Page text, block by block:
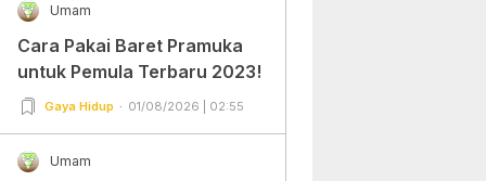
Umam
Cara Pakai Baret Pramuka
untuk Pemula Terbaru 2023!
Gaya Hidup 01/08/2026 | 02:55
Umam